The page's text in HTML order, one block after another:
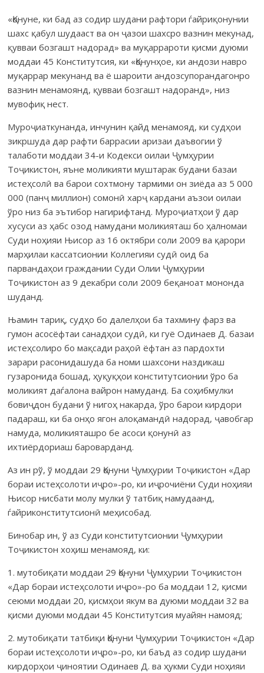
«Қонуне, ки бад аз содир шудани рафтори ѓайриқонунии
шахс қабул шудааст ва он ҷазои шахсро вазнин мекунад,
қувваи бозгашт надорад» ва муқаррароти қисми дуюми
моддаи 45 Конститутсия, ки «Қонунҳое, ки андози навро
муқаррар мекунанд ва ё шароити андозсупорандагонро
вазнин менамоянд, қувваи бозгашт надоранд», низ
мувофиқ нест.
Муроҷиаткунанда, инчунин қайд менамояд, ки судҳои
зикршуда дар рафти баррасии аризаи даъвогии ў
талаботи моддаи 34-и Кодекси оилаи Ҷумҳурии
Тоҷикистон, яъне моликияти муштарак будани базаи
истеҳсолӣ ва барои сохтмону тармими он зиёда аз 5 000
000 (панҷ миллион) сомонӣ харҷ кардани аъзои оилаи
ўро низ ба эътибор нагирифтанд. Муроҷиатҳои ў дар
хусуси аз ҳабс озод намудани моликияташ бо ҳалномаи
Суди ноҳияи Њисор аз 16 октябри соли 2009 ва қарори
марҳилаи кассатсионии Коллегияи судӣ оид ба
парвандаҳои граждании Суди Олии Ҷумҳурии
Тоҷикистон аз 9 декабри соли 2009 беқаноат мононда
шуданд.
Њамин тариқ, судҳо бо далелҳои ба тахмину фарз ва
гумон асосёфтаи санадҳои судӣ, ки гуё Одинаев Д. базаи
истеҳсолиро бо мақсади раҳоӣ ёфтан аз пардохти
зарари расонидашуда ба номи шахсони наздикаш
гузаронида бошад, ҳуқуқҳои конститутсионии ўро ба
моликият даѓалона вайрон намуданд. Ба соҳибмулки
бовиҷдон будани ў нигоҳ накарда, ўро барои кирдори
падараш, ки ба онҳо ягон алоқамандӣ надорад, ҷавобгар
намуда, моликияташро бе асоси қонунӣ аз
ихтиёрдориаш бароварданд.
Аз ин рў, ў моддаи 29 Қонуни Ҷумҳурии Тоҷикистон «Дар
бораи истеҳсолоти иҷро»-ро, ки иҷрочиёни Суди ноҳияи
Њисор нисбати молу мулки ў татбиқ намудаанд,
ѓайриконститутсионӣ меҳисобад.
Бинобар ин, ў аз Суди конститутсионии Ҷумҳурии
Тоҷикистон хоҳиш менамояд, ки:
1. мутобиқати моддаи 29 Қонуни Ҷумҳурии Тоҷикистон
«Дар бораи истеҳсолоти иҷро»-ро ба моддаи 12, қисми
сеюми моддаи 20, қисмҳои якум ва дуюми моддаи 32 ва
қисми дуюми моддаи 45 Конститутсия муайян намояд;
2. мутобиқати татбиқи Қонуни Ҷумҳурии Тоҷикистон «Дар
бораи истеҳсолоти иҷро»-ро, ки баъд аз содир шудани
кирдорҳои ҷиноятии Одинаев Д. ва ҳукми Суди ноҳияи